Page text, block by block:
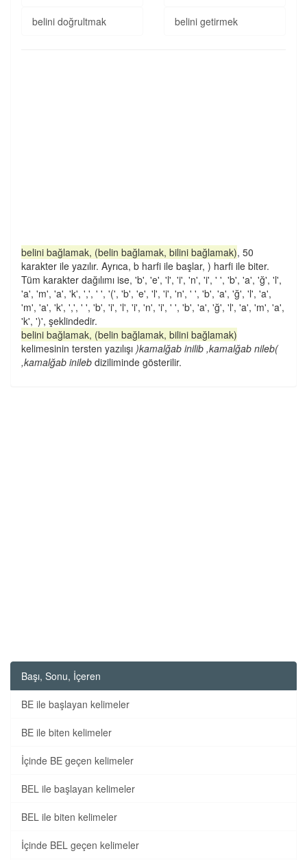
belini doğrultmak belini getirmek
belini bağlamak, (belin bağlamak, bilini bağlamak), 50
karakter ile yazılır. Ayrıca, b harfi ile başlar, ) harfi ile biter.
Tüm karakter dağılımı ise, 'b', 'e', 'l', 'i', 'n', 'i', ' ', 'b', 'a', 'ğ', 'l',
'a', 'm', 'a', 'k', ',', ' ', '(', 'b', 'e', 'l', 'i', 'n', ' ', 'b', 'a', 'ğ', 'l', 'a',
'm', 'a', 'k', ',', ' ', 'b', 'i', 'l', 'i', 'n', 'i', ' ', 'b', 'a', 'ğ', 'l', 'a', 'm', 'a',
'k', ')', şeklindedir.
belini bağlamak, (belin bağlamak, bilini bağlamak)
kelimesinin tersten yazılışı )kamalğab inilib ,kamalğab nileb(
,kamalğab inileb diziliminde gösterilir.
Başı, Sonu, İçeren
BE ile başlayan kelimeler
BE ile biten kelimeler
İçinde BE geçen kelimeler
BEL ile başlayan kelimeler
BEL ile biten kelimeler
İçinde BEL geçen kelimeler